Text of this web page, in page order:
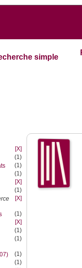
simple
[X]
(1)
(1)
(1)
[X]
(1)
[X]
(1)
[X]
(1)
(1)
(1)
(1)